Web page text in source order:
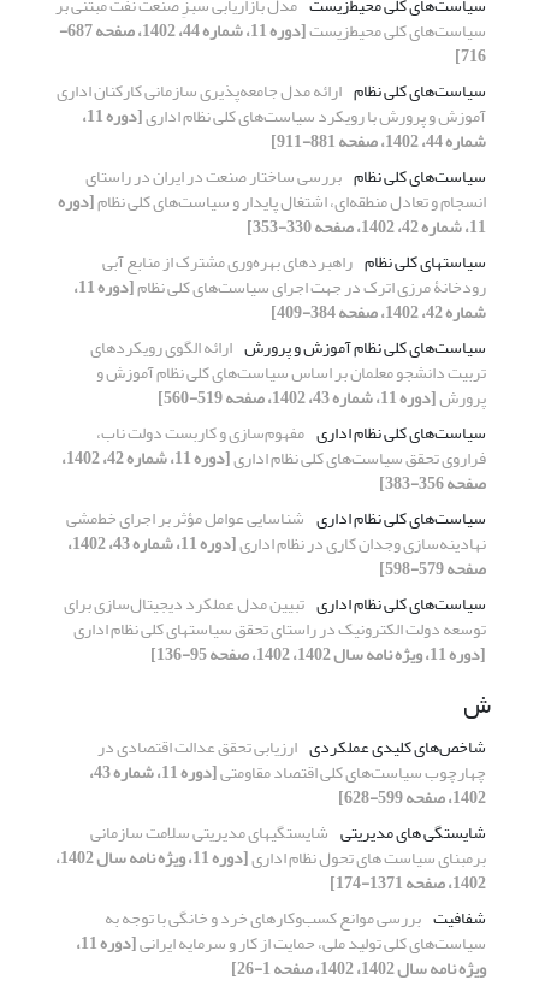
سیاست‌های کلی محیط‌زیست [دوره 11، شماره 44، 1402، صفحه 687-
716]
سیاست‌‌های کلی نظام ارائه مدل جامعه‌پذیری سازمانی کارکنان اداری
آموزش و پرورش با رویکرد سیاست‌‌های کلی نظام اداری [دوره 11،
شماره 44، 1402، صفحه 881-911]
سیاست‌های کلی نظام بررسی ساختار صنعت در ایران در راستای
انسجام و تعادل منطقه‌ای، اشتغال پایدار و سیاست‌های کلی نظام[دوره
11، شماره 42، 1402، صفحه 330-353]
سیاست‏های کلی نظام راهبردهای بهره‌وری مشترک از منابع آبی
رودخانۀ مرزی اترک در جهت اجرای سیاست‌های کلی نظام [دوره 11،
شماره 42، 1402، صفحه 384-409]
سیاست‌های کلی نظام آموزش و پرورش ارائه الگوی رویکردهای
تربیت دانشجو معلمان بر اساس سیاست‌های کلی نظام آموزش و
پرورش[دوره 11، شماره 43، 1402، صفحه 519-560]
سیاست‌های کلی نظام اداری مفهوم‌سازی و کاربست دولت ناب،
فراروی تحقق سیاست‌های کلی نظام اداری [دوره 11، شماره 42، 1402،
صفحه 356-383]
سیاست‌های کلی نظام اداری شناسایی عوامل مؤثر بر اجرای خط‌مشی
نهادینه‌سازی وجدان کاری در نظام اداری [دوره 11، شماره 43، 1402،
صفحه 579-598]
سیاست‌های کلی نظام اداری تبیین مدل عملکرد دیجیتال‌سازی برای
توسعه دولت الکترونیک در راستای تحقق سیاستهای کلی نظام اداری
[دوره 11، ویژه نامه سال 1402، 1402، صفحه 95-136]
ش
شاخص‌های کلیدی عملکردی ارزیابی تحقق عدالت اقتصادی در
چهارچوب سیاست‌های کلی اقتصاد مقاومتی [دوره 11، شماره 43،
1402، صفحه 599-628]
شایستگی های مدیریتی شایستگیهای مدیریتی سلامت سازمانی
برمبنای سیاست های تحول نظام اداری [دوره 11، ویژه نامه سال 1402،
1402، صفحه 1371-174]
شفافیت بررسی موانع کسب‌وکارهای خرد و خانگی با توجه به
سیاست‌های کلی تولید ملی، حمایت از کار و سرمایه ایرانی [دوره 11،
ویژه نامه سال 1402، 1402، صفحه 1-26]